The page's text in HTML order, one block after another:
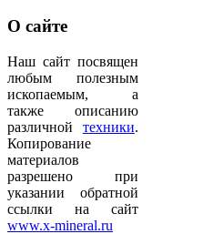
О сайте
Наш сайт посвящен
любым полезным
ископаемым, а
также описанию
различной техники.
Копирование
материалов
разрешено при
указании обратной
ссылки на сайт
www.x-mineral.ru